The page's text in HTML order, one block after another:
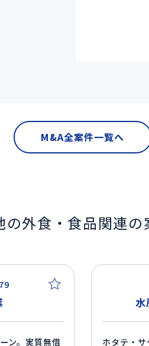
M&A全案件一覧へ
の外食・食品関連の
ン。実質無借
水
ホタテ・サ